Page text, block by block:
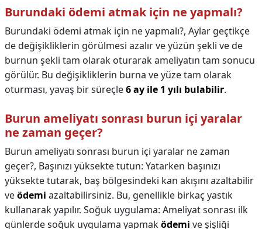
Burundaki ödemi atmak için ne yapmalı?
Burundaki ödemi atmak için ne yapmalı?, Aylar geçtikçe
de değişikliklerin görülmesi azalır ve yüzün şekli ve de
burnun şekli tam olarak oturarak ameliyatın tam sonucu
görülür. Bu değişikliklerin burna ve yüze tam olarak
oturması, yavaş bir süreçle6 ay ile 1 yılı bulabilir.
Burun ameliyatı sonrası burun içi yaralar
ne zaman geçer?
Burun ameliyatı sonrası burun içi yaralar ne zaman
geçer?, Başınızı yüksekte tutun: Yatarken başınızı
yüksekte tutarak, baş bölgesindeki kan akışını azaltabilir
veödemi azaltabilirsiniz. Bu, genellikle birkaç yastık
kullanarak yapılır. Soğuk uygulama: Ameliyat sonrası ilk
günlerde soğuk uygulama yapmaködemi ve şişliği